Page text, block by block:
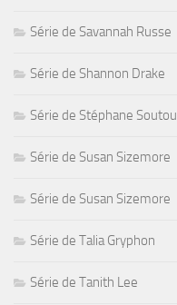
Série de Savannah Russe
Série de Shannon Drake
Série de Stéphane Soutoul
Série de Susan Sizemore
Série de Susan Sizemore
Série de Talia Gryphon
Série de Tanith Lee